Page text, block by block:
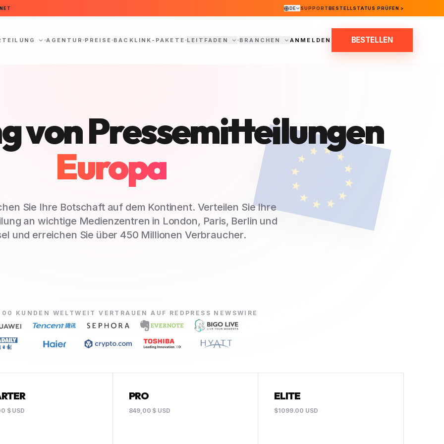
DE SUPPORTBESTELLSTATUS PRÜFEN >
AGENTUR PREISE BACKLINK-PAKETE LEITFADEN BRANCHEN ANMELDEN BESTELLEN
von Pressemitteilungen
Europa
Sie Ihre Botschaft auf dem Kontinent. Verteilen Sie Ihre
an wichtige Medienzentren in London, Paris, Berlin und
und erreichen Sie über 450 Millionen Verbraucher.
KUNDEN WELTWEIT VERTRAUEN AUF REDPRESS NEWSWIRE
$ USD
PRO
849,00 $ USD
ELITE
$1099.00 USD